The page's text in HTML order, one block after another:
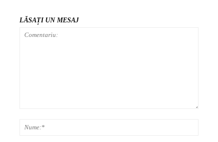
LĂSAȚI UN MESAJ